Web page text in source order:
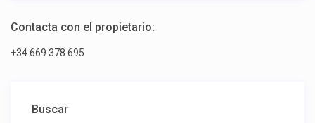
Contacta con el propietario:
+34 669 378 695
Buscar